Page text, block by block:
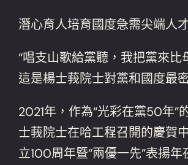
潛心育人培育國度急需尖端人
“唱支山歌給黨聽，我把黨來比
這是楊士莪院士對黨和國度最
2021年，作為“光彩在黨50年”
士莪院士在哈工程召開的慶賀
立100周年暨“兩優一先”表揚年